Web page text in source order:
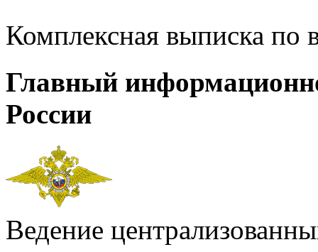
Комплексная выписка
Главный
России
Ведение